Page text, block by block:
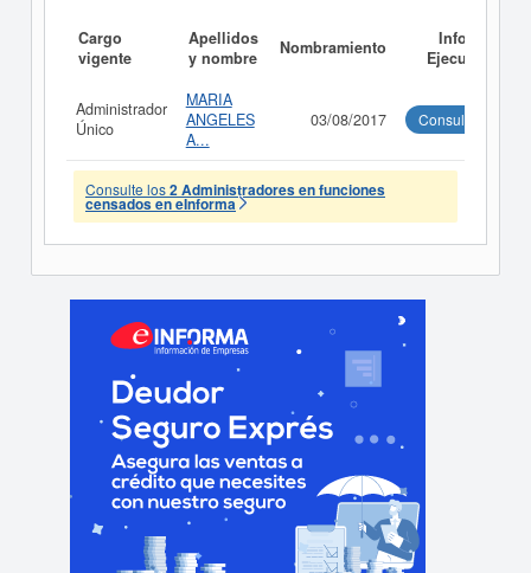
Cargo
vigente
Apellidos
y nombre
Nombramiento
Informe
Ejecutivo
Administrador
Único
MARIA
ANGELES
A...
03/08/2017 Consultar
Consulte los2 Administradores en funciones
censados en eInforma